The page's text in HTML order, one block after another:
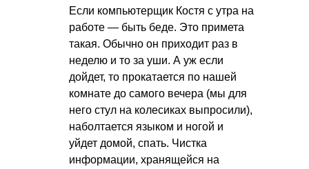
Если компьютерщик Костя с утра на
работе — быть беде. Это примета
такая. Обычно он приходит раз в
неделю и то за уши. А уж если
дойдет, то прокатается по нашей
комнате до самого вечера (мы для
него стул на колесиках выпросили),
наболтается языком и ногой и
уйдет домой, спать. Чистка
информации, хранящейся на